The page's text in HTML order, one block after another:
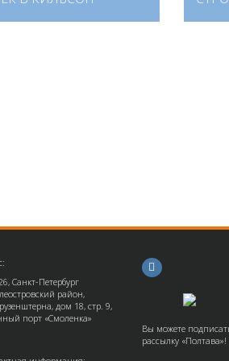
Санкт-Петербург
район,
дом 18, стр. 9,
порт «Смоленка»
Вы можете
рассылку «Полтава»!